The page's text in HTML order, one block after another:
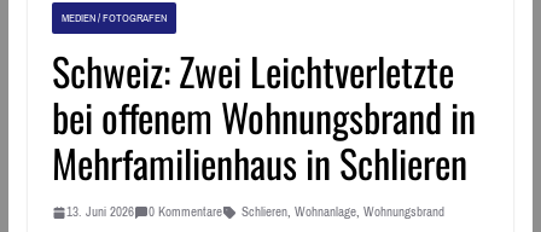
MEDIEN / FOTOGRAFEN
Schweiz: Zwei Leichtverletzte
bei offenem Wohnungsbrand in
Mehrfamilienhaus in Schlieren
13. Juni 2026 0 Kommentare Schlieren, Wohnanlage, Wohnungsbrand